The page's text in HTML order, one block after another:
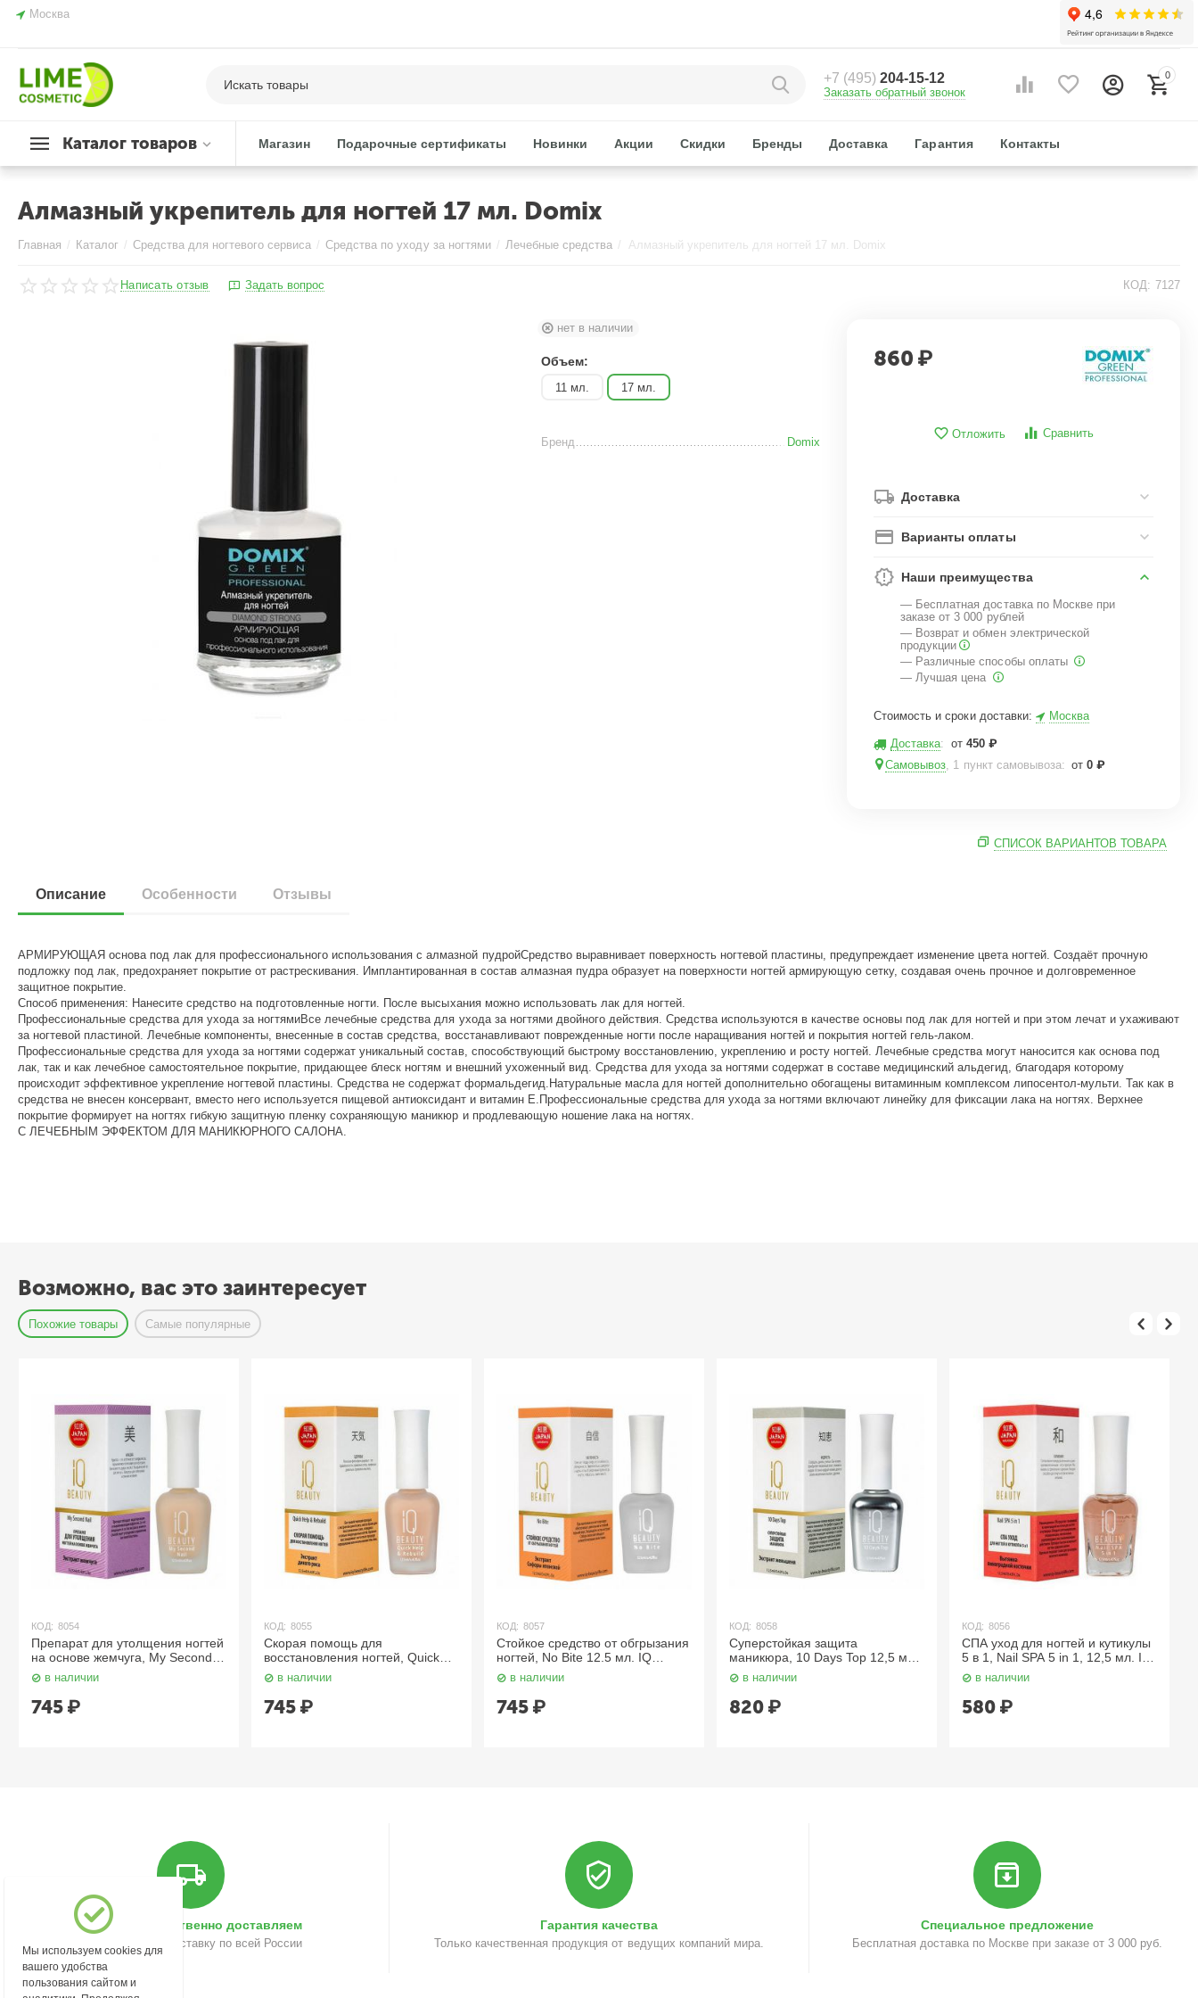
Москва
+7 (495)204-15-12
Заказать обратный звонок
0
Каталог товаров Магазин Подарочные сертификаты Новинки Акции Скидки Бренды Доставка Гарантия Контакты
Алмазный укрепитель для ногтей 17 мл. Domix
Главная / Каталог / Средства для ногтевого сервиса / Средства по уходу за ногтями / Лечебные средства / Алмазный укрепитель для ногтей 17 мл. Domix
Написать отзыв Задать вопрос КОД: 7127
нет в наличии
Объем:
11 мл. 17 мл.
Бренд Domix
860 ₽
Отложить Сравнить
Доставка
Варианты оплаты
Наши преимущества
— Бесплатная доставка по Москве при
заказе от 3 000 рублей
— Возврат и обмен электрической
продукции
— Различные способы оплаты
— Лучшая цена
Стоимость и сроки доставки: Москва
Доставка: от 450 ₽
Самовывоз, 1 пункт самовывоза: от 0 ₽
СПИСОК ВАРИАНТОВ ТОВАРА
Описание Особенности Отзывы
АРМИРУЮЩАЯ основа под лак для профессионального использования с алмазной пудройСредство выравнивает поверхность ногтевой пластины, предупреждает изменение цвета ногтей. Создаёт прочную
подложку под лак, предохраняет покрытие от растрескивания. Имплантированная в состав алмазная пудра образует на поверхности ногтей армирующую сетку, создавая очень прочное и долговременное
защитное покрытие.
Способ применения: Нанесите средство на подготовленные ногти. После высыхания можно использовать лак для ногтей.
Профессиональные средства для ухода за ногтямиВсе лечебные средства для ухода за ногтями двойного действия. Средства используются в качестве основы под лак для ногтей и при этом лечат и ухаживают
за ногтевой пластиной. Лечебные компоненты, внесенные в состав средства, восстанавливают поврежденные ногти после наращивания ногтей и покрытия ногтей гель-лаком.
Профессиональные средства для ухода за ногтями содержат уникальный состав, способствующий быстрому восстановлению, укреплению и росту ногтей. Лечебные средства могут наносится как основа под
лак, так и как лечебное самостоятельное покрытие, придающее блеск ногтям и внешний ухоженный вид. Средства для ухода за ногтями содержат в составе медицинский альдегид, благодаря которому
происходит эффективное укрепление ногтевой пластины. Средства не содержат формальдегид.Натуральные масла для ногтей дополнительно обогащены витаминным комплексом липосентол-мульти. Так как в
средства не внесен консервант, вместо него используется пищевой антиоксидант и витамин Е.Профессиональные средства для ухода за ногтями включают линейку для фиксации лака на ногтях. Верхнее
покрытие формирует на ногтях гибкую защитную пленку сохраняющую маникюр и продлевающую ношение лака на ногтях.
С ЛЕЧЕБНЫМ ЭФФЕКТОМ ДЛЯ МАНИКЮРНОГО САЛОНА.
Возможно, вас это заинтересует
Похожие товары Самые популярные
для утолщения ногтей
жемчуга, My Second
12.5 мл. IQ Beauty
наличии
Скорая помощь для
восстановления ногтей, Quick
Help and Rebuild 12.5 мл. IQ
в наличии
Стойкое средство от обгрызания
ногтей, No Bite 12.5 мл. IQ
в наличии
Суперстойкая защита
маникюра, 10 Days Top 12,5 мл.
IQ Beauty
в наличии
₽
СПА уход для ногтей и кутикулы
5 в 1, Nail SPA 5 in 1, 12,5 мл. IQ
в наличии
Быстро и качественно доставляем
Осуществляем доставку по всей России
Гарантия качества
Только качественная продукция от ведущих компаний мира.
Специальное предложение
Бесплатная доставка по Москве при заказе от 3 000 руб.
Мы используем cookies для
вашего удобства
пользования сайтом и